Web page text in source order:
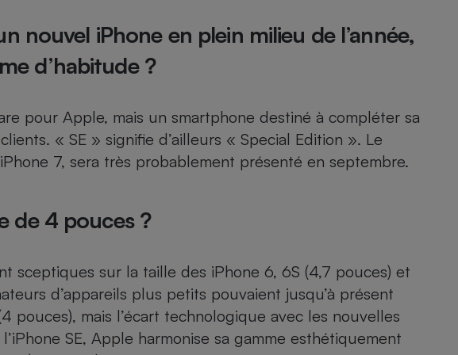
nouvel iPhone en plein milieu de l’année,
d’habitude ?
pour Apple, mais un smartphone destiné à compléter sa
« SE » signifie d’ailleurs « Special Edition ». Le
7, sera très probablement présenté en septembre.
de 4 pouces ?
sceptiques sur la taille des iPhone 6, 6S (4,7 pouces) et
d’appareils plus petits pouvaient jusqu’à présent
pouces), mais l’écart technologique avec les nouvelles
SE, Apple harmonise sa gamme esthétiquement
Ventilateur
mobile -
Smartphone
Antivirus
Climatiseur -
Lessive